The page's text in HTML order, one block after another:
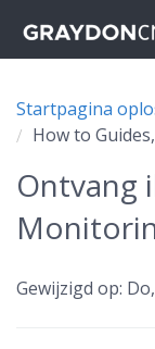
Startpagina
How to
Ontvang
Gewijzigd op: